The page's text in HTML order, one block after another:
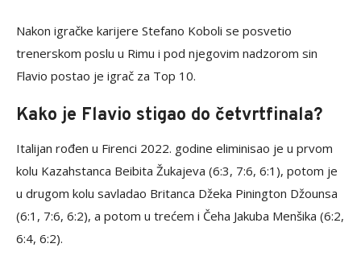
Nakon igračke karijere Stefano Koboli se posvetio
trenerskom poslu u Rimu i pod njegovim nadzorom sin
Flavio postao je igrač za Top 10.
Kako je Flavio stigao do četvrtfinala?
Italijan rođen u Firenci 2022. godine eliminisao je u prvom
kolu Kazahstanca Beibita Žukajeva (6:3, 7:6, 6:1), potom je
u drugom kolu savladao Britanca Džeka Pinington Džounsa
(6:1, 7:6, 6:2), a potom u trećem i Čeha Jakuba Menšika (6:2,
6:4, 6:2).